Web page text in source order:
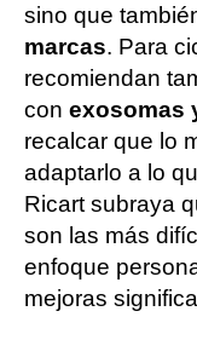
sino que
marcas. Para
recomiendan
con exosomas
recalcar que lo
adaptarlo a lo
Ricart subraya
son las más
enfoque
mejoras